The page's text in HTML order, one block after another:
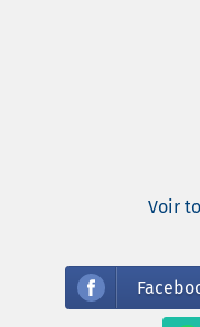
Voir